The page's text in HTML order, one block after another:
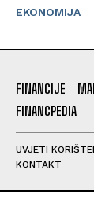
EKONOMIJA
FINANCIJE
FINANCPEDIA
UVJETI
KONTAKT